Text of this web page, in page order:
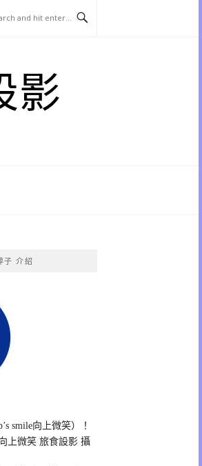
影
子 介紹
smile向上微笑）！
上微笑 旅食設影 攝